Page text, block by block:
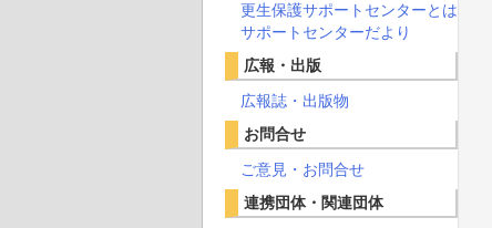
更生保護サポートセンターとは
サポートセンターだより
広報・出版
広報誌・出版物
お問合せ
ご意見・お問合せ
連携団体・関連団体